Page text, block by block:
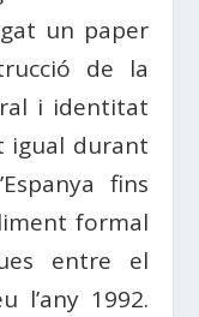
un paper
de la
i identitat
igual durant
fins
formal
entre el
l’any 1992.